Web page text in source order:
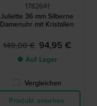
1782641
Juliette 36 mm Silberne
Damenuhr mit Kristallen
149,00 € 94,95 €
● Auf Lager
Vergleichen
Produkt ansehen